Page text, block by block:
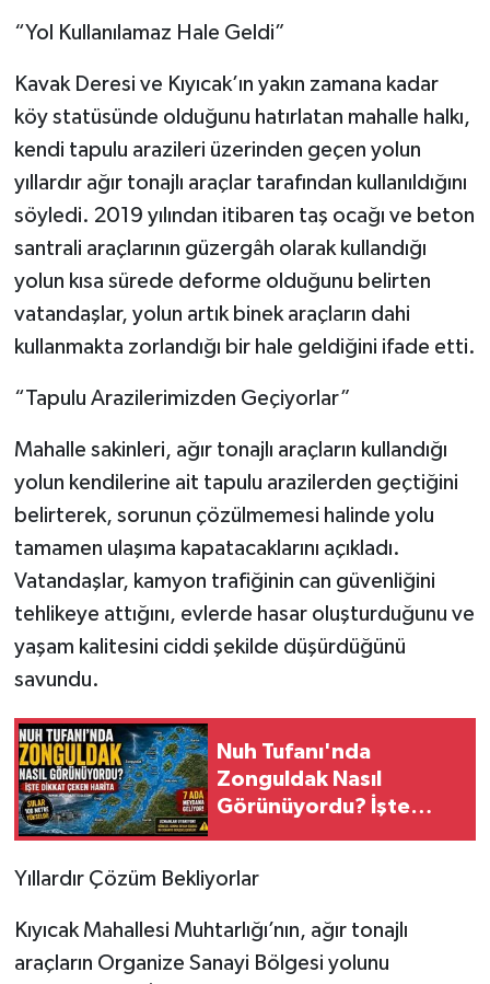
“Yol Kullanılamaz Hale Geldi”
Kavak Deresi ve Kıyıcak’ın yakın zamana kadar
köy statüsünde olduğunu hatırlatan mahalle halkı,
kendi tapulu arazileri üzerinden geçen yolun
yıllardır ağır tonajlı araçlar tarafından kullanıldığını
söyledi. 2019 yılından itibaren taş ocağı ve beton
santrali araçlarının güzergâh olarak kullandığı
yolun kısa sürede deforme olduğunu belirten
vatandaşlar, yolun artık binek araçların dahi
kullanmakta zorlandığı bir hale geldiğini ifade etti.
“Tapulu Arazilerimizden Geçiyorlar”
Mahalle sakinleri, ağır tonajlı araçların kullandığı
yolun kendilerine ait tapulu arazilerden geçtiğini
belirterek, sorunun çözülmemesi halinde yolu
tamamen ulaşıma kapatacaklarını açıkladı.
Vatandaşlar, kamyon trafiğinin can güvenliğini
tehlikeye attığını, evlerde hasar oluşturduğunu ve
yaşam kalitesini ciddi şekilde düşürdüğünü
savundu.
Nuh Tufanı'nda
Zonguldak Nasıl
Görünüyordu? İşte
Yıllardır Çözüm Bekliyorlar
Kıyıcak Mahallesi Muhtarlığı’nın, ağır tonajlı
araçların Organize Sanayi Bölgesi yolunu